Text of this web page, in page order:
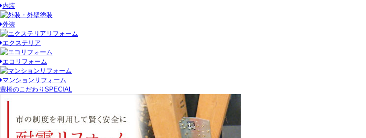
内装
外装
エクステリア
エコリフォーム
マンションリフォーム
豊橋のこだわり SPECIAL